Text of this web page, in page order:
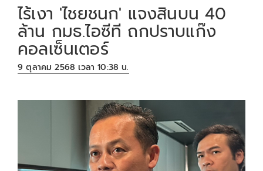
ไร้เงา 'ไชยชนก' แจงสินบน 40
ล้าน กมธ.ไอซีที ถกปราบแก๊ง
คอลเซ็นเตอร์
9 ตุลาคม 2568 เวลา 10:38 น.